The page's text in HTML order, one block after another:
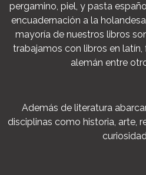
pergamino, piel, y pasta
encuadernación a la
mayoría de nuestros libros
trabajamos con libros en latín,
alemán entre
Además de literatura
disciplinas como historia, arte,